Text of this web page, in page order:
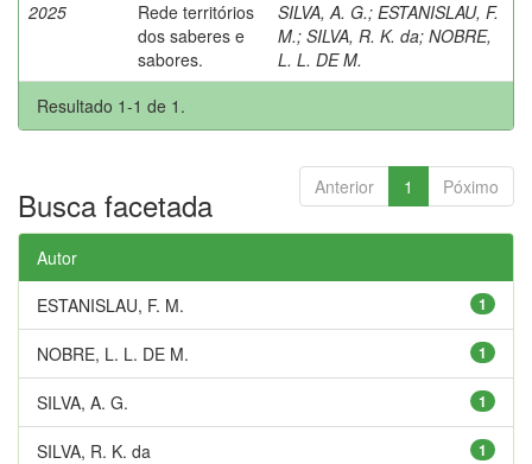
2025
Rede territórios
dos saberes e
sabores.
SILVA, A. G.; ESTANISLAU, F.
M.; SILVA, R. K. da; NOBRE,
L. L. DE M.
Resultado 1-1 de 1.
Anterior 1 Póximo
Busca facetada
Autor
1
ESTANISLAU, F. M.
1
NOBRE, L. L. DE M.
1
SILVA, A. G.
1
SILVA, R. K. da